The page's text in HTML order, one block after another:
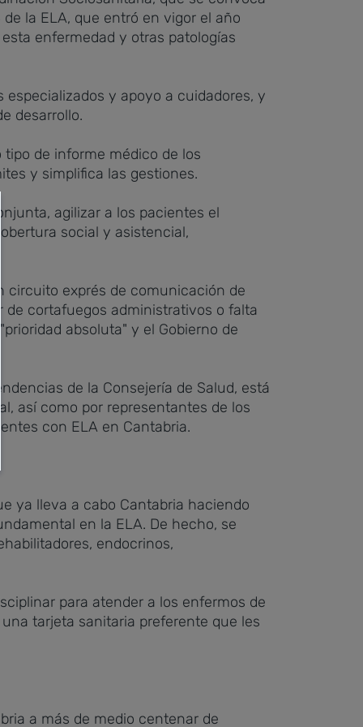
la ELA, que entró en vigor el año
enfermedad y otras patologías
y apoyo a cuidadores, y
desarrollo.
de informe médico de los
y simplifica las gestiones.
agilizar a los pacientes el
social y asistencial,
circuito exprés de comunicación de
de cortafuegos administrativos o falta
absoluta" y el Gobierno de
de la Consejería de Salud, está
así como por representantes de los
con ELA en Cantabria.
ya lleva a cabo Cantabria haciendo
en la ELA. De hecho, se
endocrinos,
para atender a los enfermos de
tarjeta sanitaria preferente que les
a más de medio centenar de